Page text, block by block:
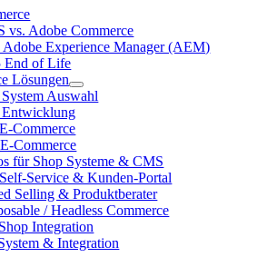
vs. Adobe Commerce
Experience Manager (AEM)
End of Life
Lösungen
Auswahl
Entwicklung
Commerce
Commerce
für Shop Systeme & CMS
Service & Kunden-Portal
Selling & Produktberater
/ Headless Commerce
Integration
& Integration